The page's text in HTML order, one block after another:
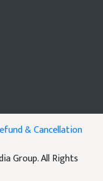
& Cancellation
Group. All Rights